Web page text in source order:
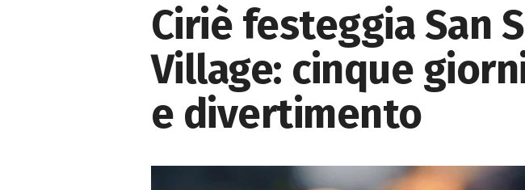
Ciriè festeggia San
Village: cinque
e divertimento